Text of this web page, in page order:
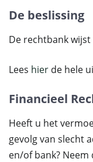
De beslissing
De rechtbank
Lees hier de hele
Financieel
Heeft u het
gevolg van slecht
en/of bank? Neem